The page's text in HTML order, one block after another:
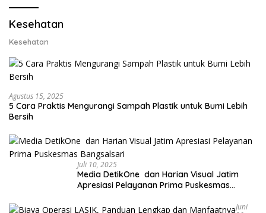
Kesehatan
Kesehatan
Agustus 15, 2025
5 Cara Praktis Mengurangi Sampah Plastik untuk Bumi Lebih
Bersih
Juli 10, 2025
Media DetikOne dan Harian Visual Jatim
Apresiasi Pelayanan Prima Puskesmas
Juni